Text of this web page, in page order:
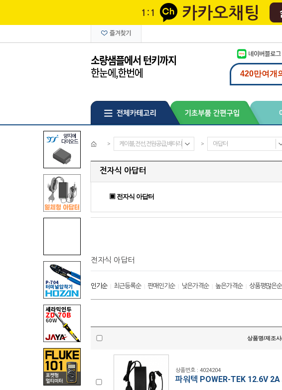
> 케이블,전선,전원공급,배터리 > 아답터
전자식 아답터
▣ 전자식 아답터
전자식 아답터
인기순| 최근등록순| 판매인기순| 낮은가격순| 높은가격순| 상품평많은순
상품명/제조
상품번호 : 4024204
파워텍 POWER-TEK 12.6V 2A